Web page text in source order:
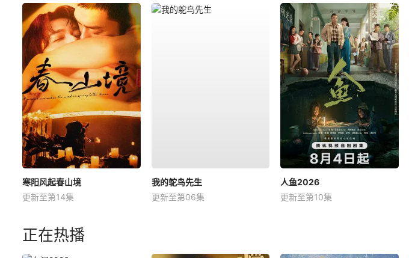
寒阳风起春山境
更新至第14集
我的鸵鸟先生
更新至第06集
人鱼2026
更新至第10集
正在热播